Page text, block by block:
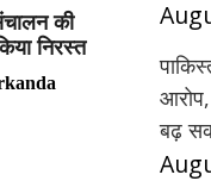
की
निरस्त
बढ़